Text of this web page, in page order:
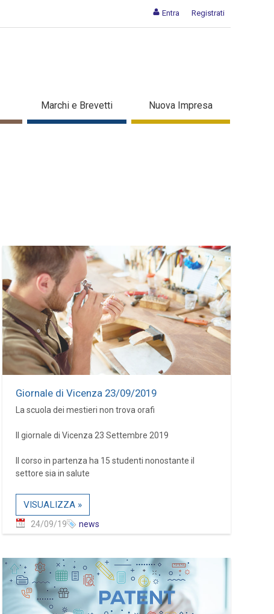
Entra Registrati
Marchi e Brevetti Nuova Impresa
Giornale di Vicenza 23/09/2019
La scuola dei mestieri non trova orafi
Il giornale di Vicenza 23 Settembre 2019
Il corso in partenza ha 15 studenti nonostante il
settore sia in salute
VISUALIZZA »
24/09/19 news